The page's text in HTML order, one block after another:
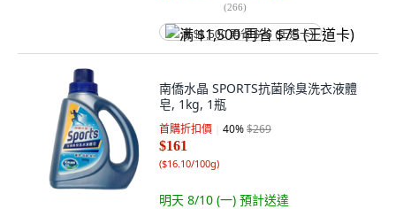
(266)
满 $1,500 再省 $75 (王道卡)
南僑水晶 SPORTS抗菌除臭洗衣液體
皂, 1kg, 1瓶
首購折扣價 40%$269
$161
($16.10/100g)
明天 8/10 (一) 預計送達